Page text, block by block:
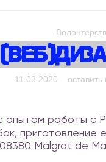
11.03.2020
опытом работы с
Malgrat de